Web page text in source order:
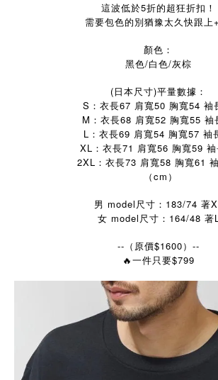
這波低於5折的超狂折扣！
需要包色的別猶豫太久快跟上
顏色：
黑色/白色/灰棕
(日本尺寸)平量數據：
S：衣長67 肩寬50 胸寬54 袖
M：衣長68 肩寬52 胸寬55 袖
L：衣長69 肩寬54 胸寬57 袖
XL：衣長71 肩寬56 胸寬59
2XL：衣長73 肩寬58 胸寬61
（cm）
男 model尺寸：183/74 著
女 model尺寸：164/48 著
--（原價$1600）--
🔥 一件只要$799